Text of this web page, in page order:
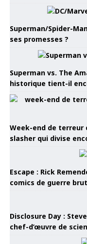
Superman/Spider-
ses promesses ?
Superman vs. The
historique tient-il
Week-end de terreur
slasher qui divise
Escape : Rick
comics de guerre
Disclosure Day :
chef-d’œuvre de